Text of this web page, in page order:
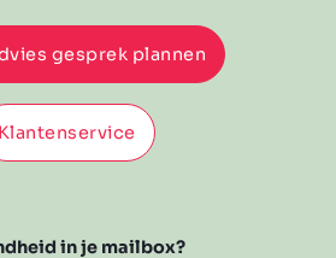
gesprek plannen
Klantenservice
in je mailbox?